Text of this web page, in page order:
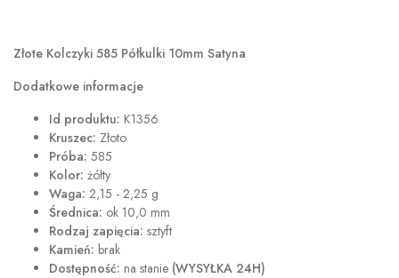
Złote Kolczyki 585 Półkulki 10mm Satyna
Dodatkowe informacje
Id produktu: K1356
Kruszec: Złoto
Próba: 585
Kolor: żółty
Waga: 2,15 - 2,25 g
Średnica: ok 10,0 mm
Rodzaj zapięcia: sztyft
Kamień: brak
Dostępność: na stanie (WYSYŁKA 24H)